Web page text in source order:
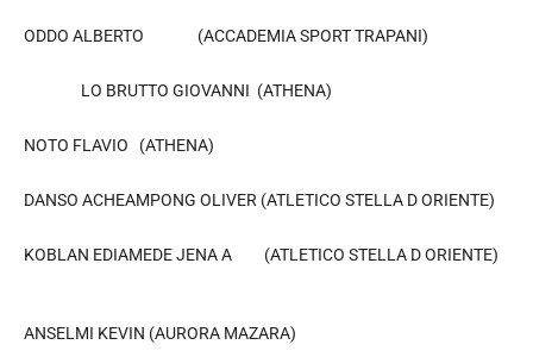
ODDO ALBERTO (ACCADEMIA SPORT TRAPANI)
LO BRUTTO GIOVANNI (ATHENA)
NOTO FLAVIO (ATHENA)
DANSO ACHEAMPONG OLIVER (ATLETICO STELLA D ORIENTE)
KOBLAN EDIAMEDE JENA A (ATLETICO STELLA D ORIENTE)
ANSELMI KEVIN (AURORA MAZARA)